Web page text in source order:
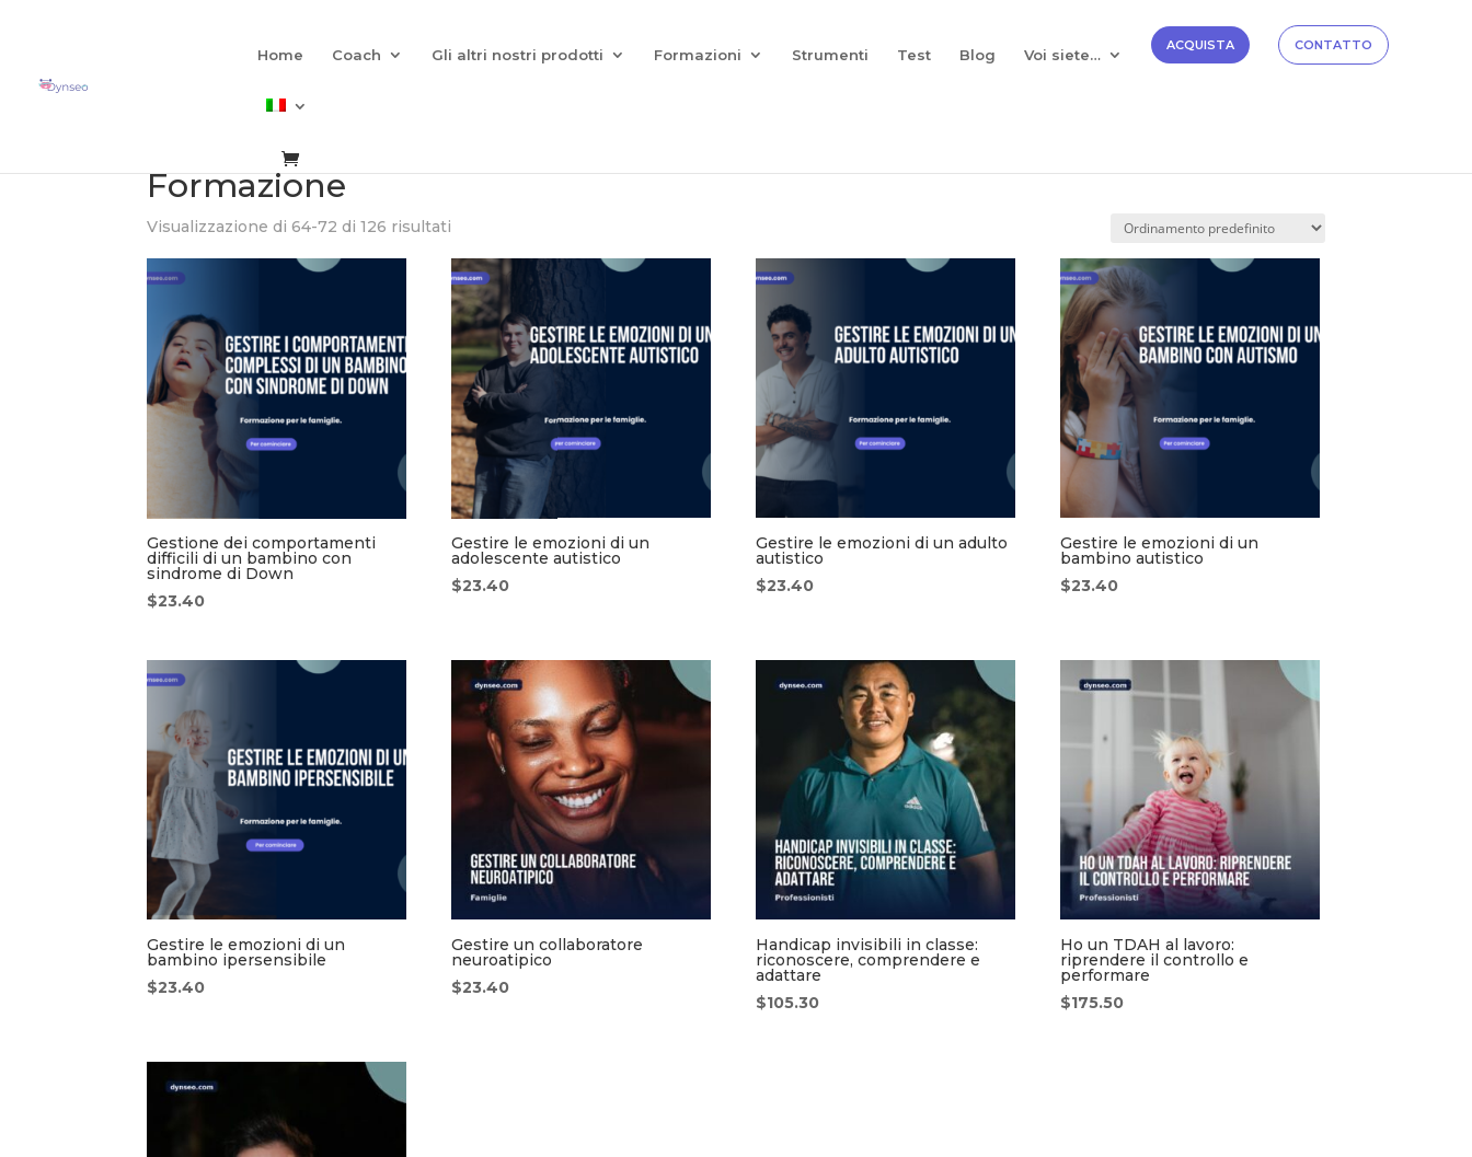
Home
Coach Gli altri nostri prodotti Formazioni Strumenti Test Blog Voi siete…
ACQUISTA CONTATTO
Formazione
Visualizzazione di 64-72 di 126 risultati
Gestione dei comportamenti
difficili di un bambino con
sindrome di Down
$23.40
Gestire le emozioni di un
adolescente autistico
$23.40
Gestire le emozioni di un adulto
autistico
$23.40
Gestire le emozioni di un
bambino autistico
$23.40
Gestire le emozioni di un
bambino ipersensibile
$23.40
Gestire un collaboratore
neuroatipico
$23.40
Handicap invisibili in classe:
riconoscere, comprendere e
adattare
$105.30
Ho un TDAH al lavoro:
riprendere il controllo e
performare
$175.50